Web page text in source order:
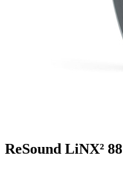
ReSound LiNX² 88